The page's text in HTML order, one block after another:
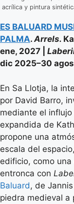
acrílica y pintura
ES BALUARD
PALMA.Arrels.
ene, 2027 |
dic 2025–30
En Sa Llotja, la
por David Barro,
mediante el
expandida de
propone una
escala del
edificio, como
entronca con
Baluard, de
piedra medieval a